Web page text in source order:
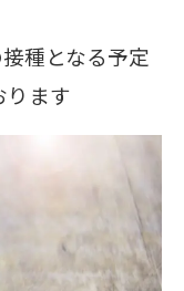
種となる予定
ります